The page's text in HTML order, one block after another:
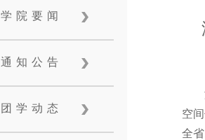
学院要闻
通知公告
团学动态
空
全